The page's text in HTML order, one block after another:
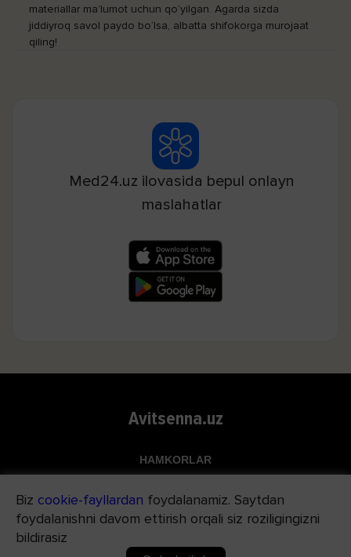
materiallar ma’lumot uchun qo‘yilgan. Agarda sizda
jiddiyroq savol paydo bo‘lsa, albatta shifokorga murojaat
qiling!
Med24.uz ilovasida bepul onlayn
maslahatlar
Avitsenna.uz
HAMKORLAR
Apteka.uz
Med24.uz
Biz cookie-fayllardan foydalanamiz. Saytdan
foydalanishni davom ettirish orqali siz roziligingizni
bildirasiz